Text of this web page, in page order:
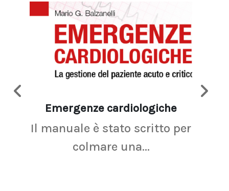
Emergenze cardiologiche
Il manuale è stato scritto per
colmare una...